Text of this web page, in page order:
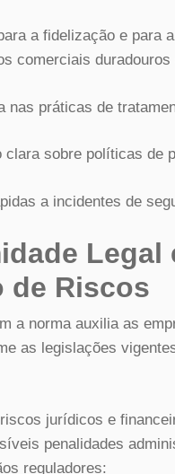
a fidelização e para
comerciais duradouros
nas práticas de
clara sobre políticas de
a incidentes de
Legal
de Riscos
a norma auxilia as
as legislações
jurídicos e
penalidades
reguladores: